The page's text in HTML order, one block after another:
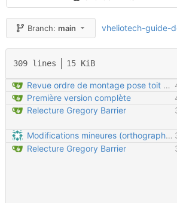
Branch: main vheliotech-guide-
309 lines 15 KiB
Revue ordre de montage pose toit et tole
Première version complète
Relecture Gregory Barrier
Modifications mineures (orthographe, présentation, formulation)
Relecture Gregory Barrier